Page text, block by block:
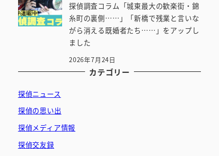
探偵調査コラム「城東最大の歓楽街・錦
糸町の裏側……」「新橋で残業と言いな
がら消える既婚者たち……」をアップし
ました
2026年7月24日
カテゴリー
探偵ニュース
探偵の思い出
探偵メディア情報
探偵交友録